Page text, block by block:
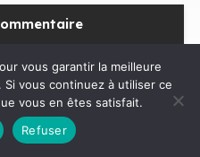
vous garantir la meilleure
vous continuez à utiliser ce
vous en êtes satisfait.
Refuser